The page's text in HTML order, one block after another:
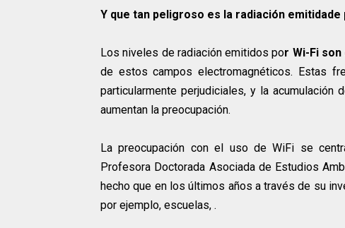
Y que tan peligroso es la radiación emitidade
Los niveles de radiación emitidos por Wi-Fi
de estos campos electromagnéticos. Estas
particularmente perjudiciales, y la
aumentan la preocupación.
La preocupación con el uso de WiFi se
Profesora Doctorada Asociada de Estudios
hecho que en los últimos años a través de su
por ejemplo, escuelas, .